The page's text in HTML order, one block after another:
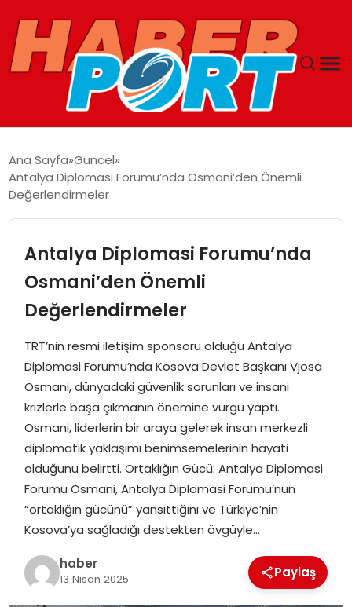
GUNCEL
SPOR
MAGAZIN
SPOR
EĞITIM
OTOMOBIL
TEKNOLOJI
EKONOMI
Ana Sayfa Guncel
Antalya Diplomasi Forumu’nda Osmani’den Önemli
Değerlendirmeler
Antalya Diplomasi Forumu’nda
Osmani’den Önemli
Değerlendirmeler
TRT’nin resmi iletişim sponsoru olduğu Antalya
Diplomasi Forumu’nda Kosova Devlet Başkanı Vjosa
Osmani, dünyadaki güvenlik sorunları ve insani
krizlerle başa çıkmanın önemine vurgu yaptı.
Osmani, liderlerin bir araya gelerek insan merkezli
diplomatik yaklaşımı benimsemelerinin hayati
olduğunu belirtti. Ortaklığın Gücü: Antalya Diplomasi
Forumu Osmani, Antalya Diplomasi Forumu’nun
“ortaklığın gücünü” yansıttığını ve Türkiye’nin
Kosova’ya sağladığı destekten övgüyle…
haber
13 Nisan 2025 Paylaş